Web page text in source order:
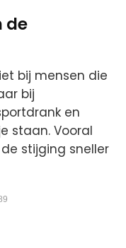
de
bij mensen die
bij
en
staan. Vooral
stijging sneller